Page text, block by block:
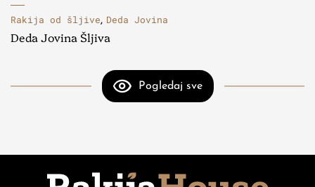
Rakija od šljive, Deda Jovina
Deda Jovina Šljiva
Pogledaj sve